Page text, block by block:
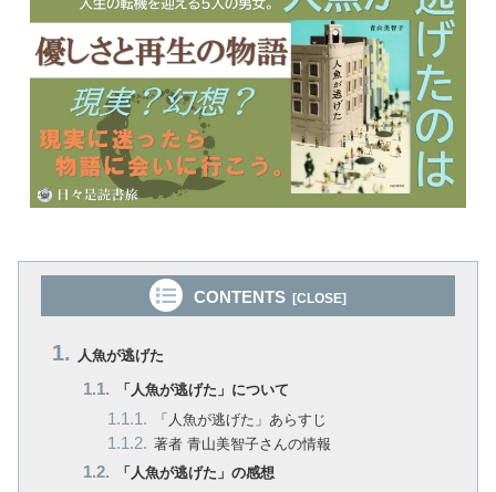
CONTENTS
人魚が逃げた
「人魚が逃げた」について
「人魚が逃げた」あらすじ
著者 青山美智子さんの情報
「人魚が逃げた」の感想